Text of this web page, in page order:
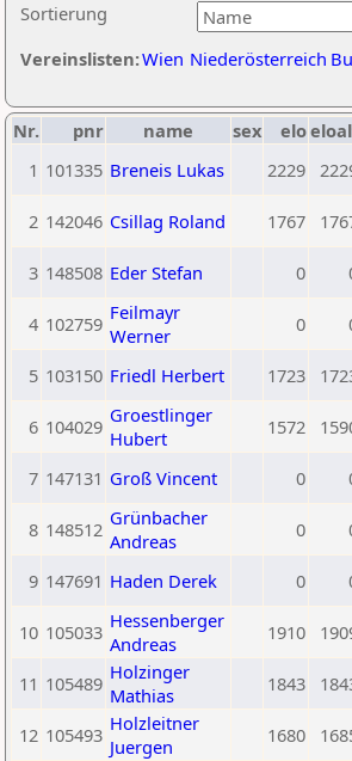
Sortierung
Vereinslisten:Wien Niederösterreich
Nr. pnr name sex elo
1 101335 Breneis Lukas 2229
2 142046 Csillag Roland 1767
3 148508 Eder Stefan 0
4 102759 Feilmayr
Werner
0
5 103150 Friedl Herbert 1723
6 104029 Groestlinger
Hubert
1572
7 147131 Groß Vincent 0
8 148512 Grünbacher
Andreas
0
9 147691 Haden Derek 0
10 105033 Hessenberger
Andreas
1910
11 105489 Holzinger
Mathias
1843
12 105493 Holzleitner
Juergen
1680